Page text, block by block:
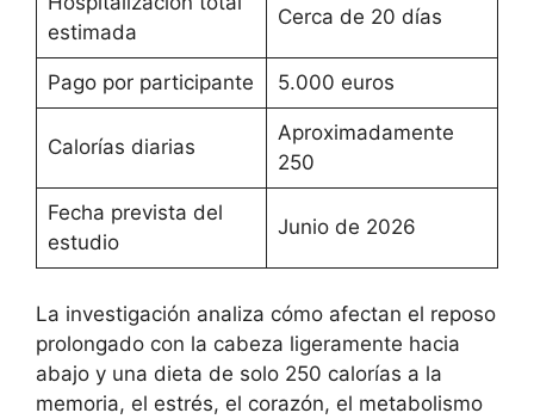
estimada
Cerca de 20 días
Pago por participante 5.000 euros
Calorías diarias
Aproximadamente
250
Fecha prevista del
estudio
Junio de 2026
La investigación analiza cómo afectan el reposo
prolongado con la cabeza ligeramente hacia
abajo y una dieta de solo 250 calorías a la
memoria, el estrés, el corazón, el metabolismo